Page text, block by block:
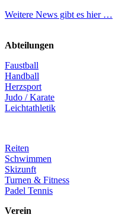
Weitere News gibt es hier …
Abteilungen
Faustball
Handball
Herzsport
Judo / Karate
Leichtathletik
Reiten
Schwimmen
Skizunft
Turnen & Fitness
Padel Tennis
Verein